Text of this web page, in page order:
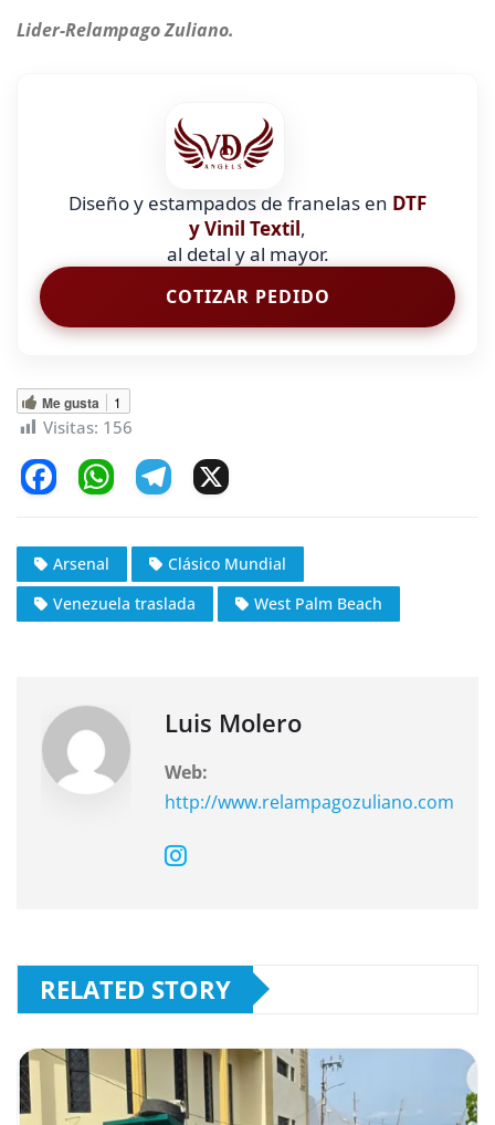
Lider-Relampago Zuliano.
Diseño y estampados de franelas en DTF
y Vinil Textil,
al detal y al mayor.
COTIZAR PEDIDO
Me gusta 1
Visitas: 156
c
e
b
k
W
at
s
A
e
gr
a
Arsenal
Clásico Mundial
Venezuela traslada
West Palm Beach
Luis Molero
Web:
http://www.relampagozuliano.com
RELATED STORY